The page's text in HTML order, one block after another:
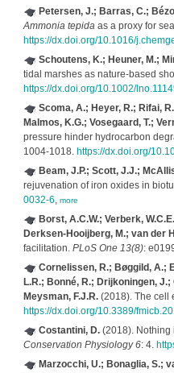
Petersen, J.; Barras, C.;
Ammonia tepidaas a proxy for
https://dx.doi.org/10.1016/
Schoutens, K.; Heuner, M.;
tidal marshes as nature-based
https://dx.doi.org/10.1002/
Scoma, A.; Heyer, R.; Rifai,
Malmos, K.G.; Vosegaard, T.;
pressure hinder hydrocarbon
1004-1018. https://dx.doi.org/
Beam, J.P.; Scott, J.J.;
rejuvenation of iron oxides in
0032-6, more
Borst, A.C.W.; Verberk,
Derksen-Hooijberg, M.; van der
facilitation. PLoS One 13(8):
Cornelissen, R.; Bøggild, A.;
L.R.; Bonné, R.; Drijkoningen,
Meysman, F.J.R.(2018). The cell
https://dx.doi.org/10.3389/
Costantini, D.(2018). Nothing
Conservation Physiology 6: 4.
Marzocchi, U.; Bonaglia, S.;